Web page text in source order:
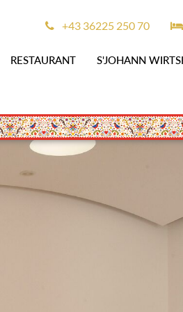
RESTAURANT S'JOHANN
+43 36225 250 70